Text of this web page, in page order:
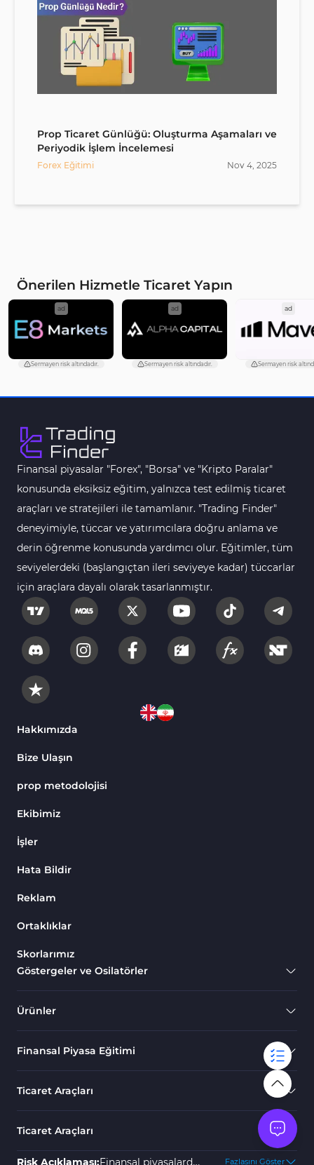
Prop Ticaret Günlüğü: Oluşturma Aşamaları ve
Periyodik İşlem İncelemesi
Forex Eğitimi Nov 4, 2025
Önerilen Hizmetle Ticaret Yapın
ad
Sermayen risk altındadır.
ad
Sermayen risk altındadır.
ad
Sermayen risk
Finansal piyasalar "Forex", "Borsa" ve "Kripto Paralar"
konusunda eksiksiz eğitim, yalnızca test edilmiş ticaret
araçları ve stratejileri ile tamamlanır. "Trading Finder"
deneyimiyle, tüccar ve yatırımcılara doğru anlama ve
derin öğrenme konusunda yardımcı olur. Eğitimler, tüm
seviyelerdeki (başlangıçtan ileri seviyeye kadar) tüccarlar
için araçlara dayalı olarak tasarlanmıştır.
Hakkımızda
Bize Ulaşın
prop metodolojisi
Ekibimiz
İşler
Hata Bildir
Reklam
Ortaklıklar
Skorlarımız
Göstergeler ve Osilatörler
Ürünler
Finansal Piyasa Eğitimi
Ticaret Araçları
Ticaret Araçları
Risk Açıklaması:Finansal piyasalarda Fazlasını Göster